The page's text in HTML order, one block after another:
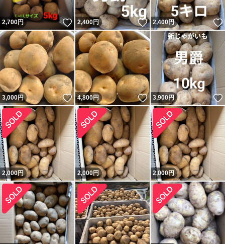
2,700円 いいね！
2,400円 いいね！
2,400円
3,000円 いいね！
4,800円 いいね！
3,900円
2,000円 2,000円 2,000円